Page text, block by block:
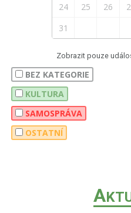
24
25 26
31
Zobrazit pouze
BEZ KATEGORIE
KULTURA
SAMOSPRÁVA
OSTATNÍ
A